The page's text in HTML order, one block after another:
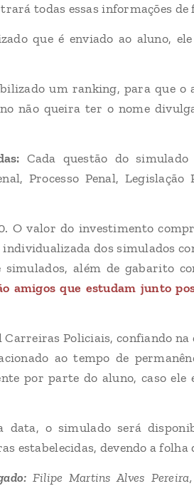
todas essas informações
que é enviado ao aluno,
um ranking, para que
não queira ter o nome
Cada questão do
Processo Penal,
O valor do investimento
dos simulados
além de gabarito
amigos que estudam junto
Carreiras Policiais, confiando
ao tempo de
por parte do aluno, caso
data, o simulado será
estabelecidas, devendo a
Filipe Martins Alves